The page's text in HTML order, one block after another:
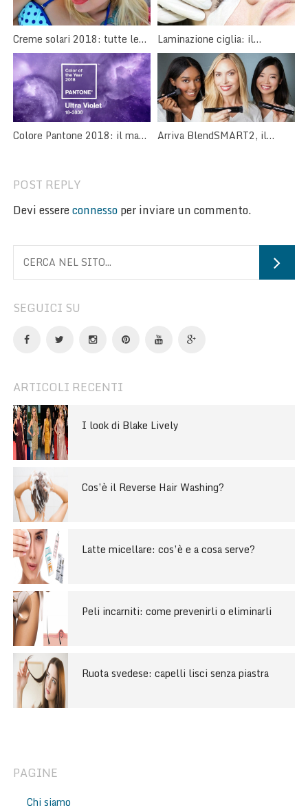
Creme solari 2018: tutte le
novità per un’abbronzatura
perfetta
Laminazione ciglia: il
trattamento curativo per le
ciglia
Colore Pantone 2018: il make
Arriva BlendSMART2, il
POST REPLY
Devi essereconnessoper inviare un commento.
SEGUICI SU
ARTICOLI RECENTI
I look di Blake Lively
Cos’è il Reverse Hair Washing?
Latte micellare: cos’è e a cosa serve?
Peli incarniti: come prevenirli o eliminarli
Ruota svedese: capelli lisci senza piastra
PAGINE
Chi siamo